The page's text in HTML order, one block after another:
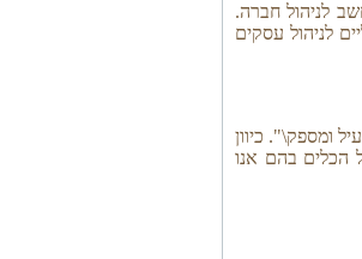
לניהול חברה.
לניהול עסקים
ומספק\". כיוון
הכלים בהם אנו